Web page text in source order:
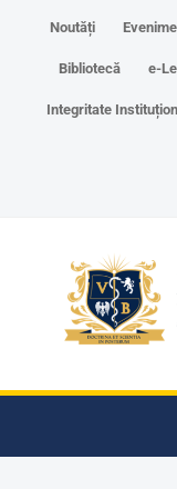
Noutăți
Bibliotecă e-
Integritate